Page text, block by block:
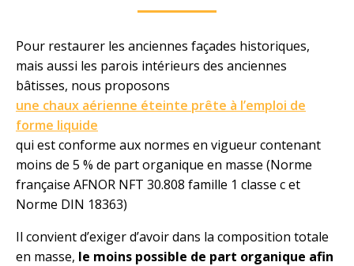
Pour restaurer les anciennes façades historiques,
mais aussi les parois intérieurs des anciennes
bâtisses, nous proposons
une chaux aérienne éteinte prête à l’emploi de
forme liquide
qui est conforme aux normes en vigueur contenant
moins de 5 % de part organique en masse (Norme
française AFNOR NFT 30.808 famille 1 classe c et
Norme DIN 18363)
Il convient d’exiger d’avoir dans la composition totale
en masse, le moins possible de part organique afin